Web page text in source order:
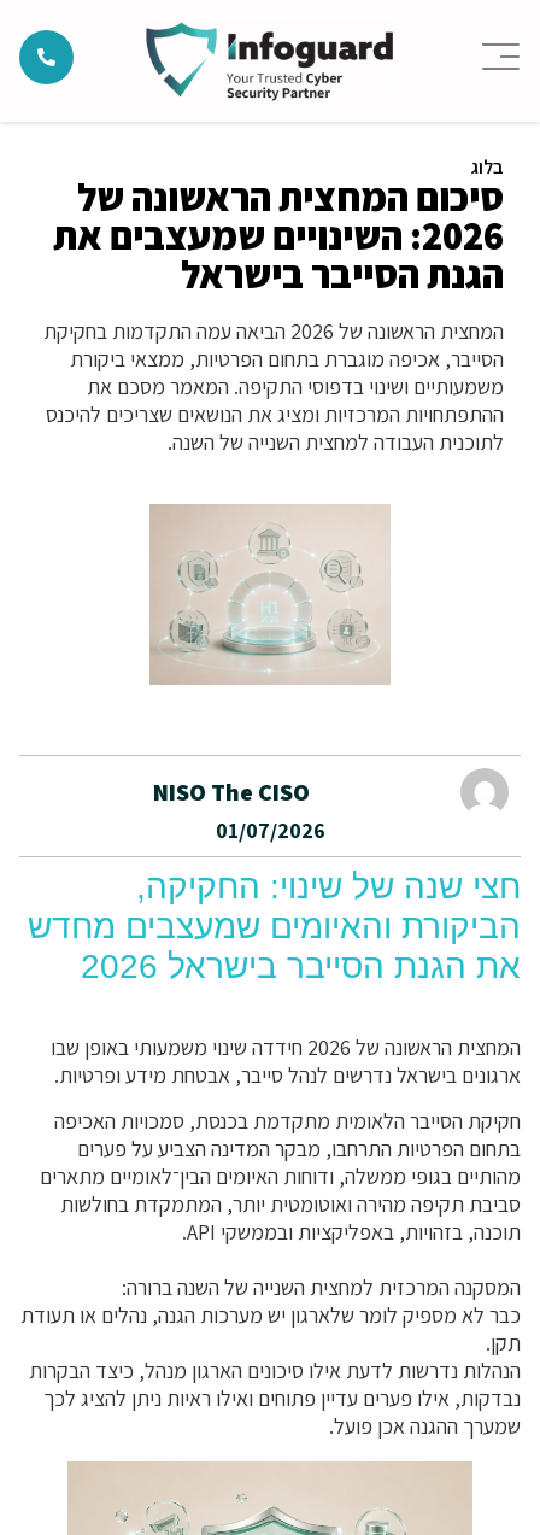
בלוג
סיכום המחצית הראשונה של
2026: השינויים שמעצבים את
הגנת הסייבר בישראל
המחצית הראשונה של 2026 הביאה עמה התקדמות בחקיקת
הסייבר, אכיפה מוגברת בתחום הפרטיות, ממצאי ביקורת
משמעותיים ושינוי בדפוסי התקיפה. המאמר מסכם את
ההתפתחויות המרכזיות ומציג את הנושאים שצריכים להיכנס
לתוכנית העבודה למחצית השנייה של השנה.
NISO The CISO
01/07/2026
חצי שנה של שינוי: החקיקה,
הביקורת והאיומים שמעצבים מחדש
את הגנת הסייבר בישראל 2026
המחצית הראשונה של 2026 חידדה שינוי משמעותי באופן שבו
ארגונים בישראל נדרשים לנהל סייבר, אבטחת מידע ופרטיות.
חקיקת הסייבר הלאומית מתקדמת בכנסת, סמכויות האכיפה
בתחום הפרטיות התרחבו, מבקר המדינה הצביע על פערים
מהותיים בגופי ממשלה, ודוחות האיומים הבין־לאומיים מתארים
סביבת תקיפה מהירה ואוטומטית יותר, המתמקדת בחולשות
תוכנה, בזהויות, באפליקציות ובממשקי API.
המסקנה המרכזית למחצית השנייה של השנה ברורה:
כבר לא מספיק לומר שלארגון יש מערכות הגנה, נהלים או תעודת
תקן.
הנהלות נדרשות לדעת אילו סיכונים הארגון מנהל, כיצד הבקרות
נבדקות, אילו פערים עדיין פתוחים ואילו ראיות ניתן להציג לכך
שמערך ההגנה אכן פועל.